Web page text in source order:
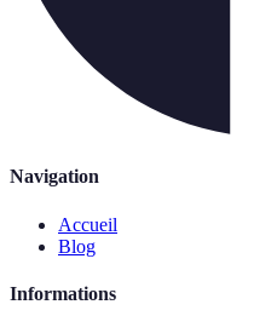
Navigation
Accueil
Blog
Informations